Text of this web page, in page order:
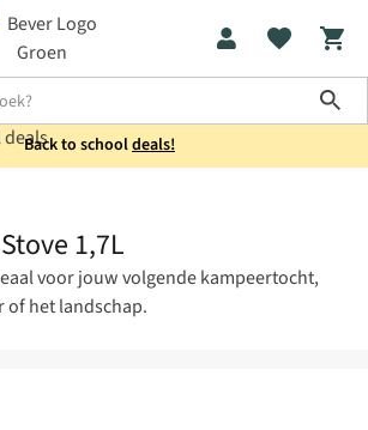
Back to schooldeals!
1,7L
voor jouw volgende kampeertocht,
of het landschap.